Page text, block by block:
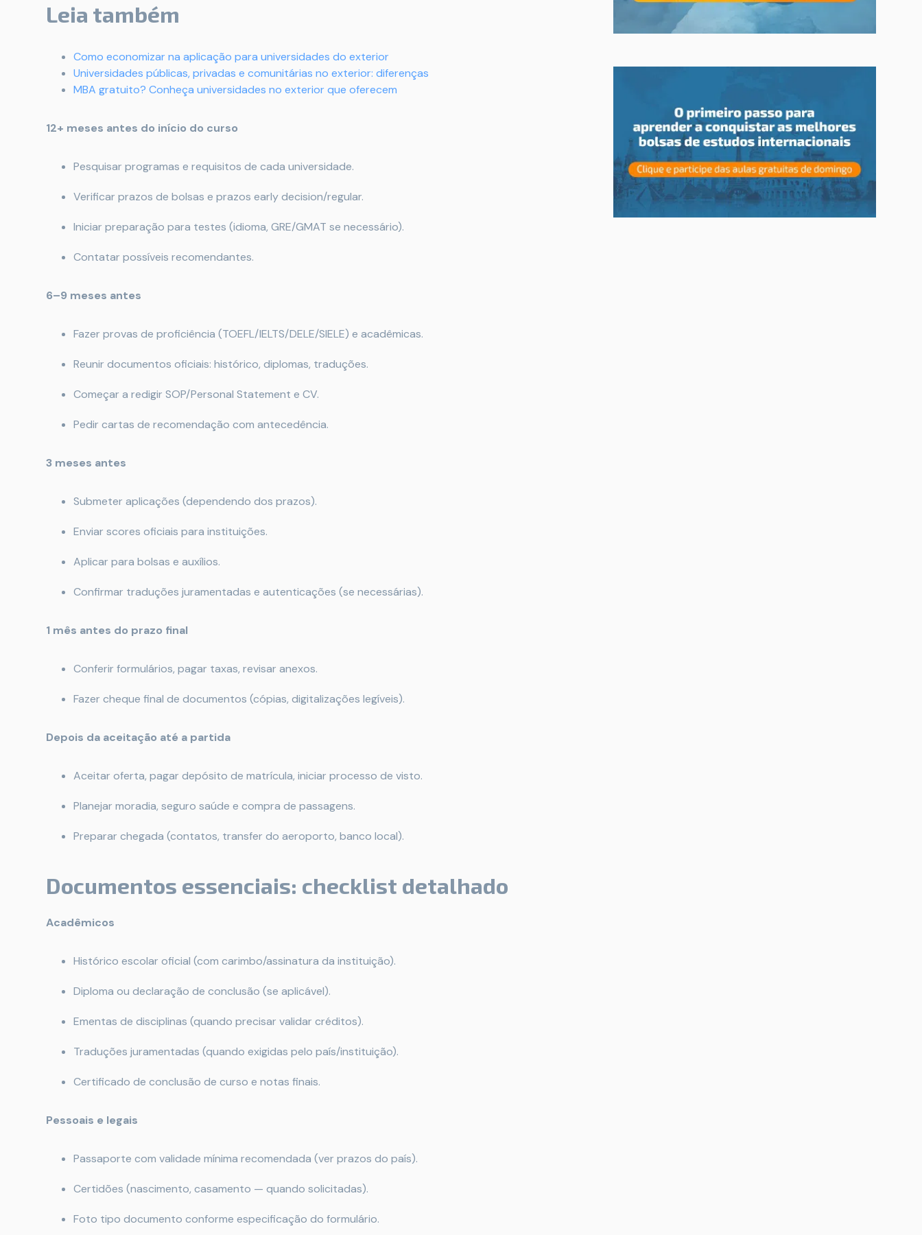
Leia também
Como economizar na aplicação para universidades do exterior
Universidades públicas, privadas e comunitárias no exterior: diferenças
MBA gratuito? Conheça universidades no exterior que oferecem
12+ meses antes do início do curso
Pesquisar programas e requisitos de cada universidade.
Verificar prazos de bolsas e prazos early decision/regular.
Iniciar preparação para testes (idioma, GRE/GMAT se necessário).
Contatar possíveis recomendantes.
6–9 meses antes
Fazer provas de proficiência (TOEFL/IELTS/DELE/SIELE) e acadêmicas.
Reunir documentos oficiais: histórico, diplomas, traduções.
Começar a redigir SOP/Personal Statement e CV.
Pedir cartas de recomendação com antecedência.
3 meses antes
Submeter aplicações (dependendo dos prazos).
Enviar scores oficiais para instituições.
Aplicar para bolsas e auxílios.
Confirmar traduções juramentadas e autenticações (se necessárias).
1 mês antes do prazo final
Conferir formulários, pagar taxas, revisar anexos.
Fazer cheque final de documentos (cópias, digitalizações legíveis).
Depois da aceitação até a partida
Aceitar oferta, pagar depósito de matrícula, iniciar processo de visto.
Planejar moradia, seguro saúde e compra de passagens.
Preparar chegada (contatos, transfer do aeroporto, banco local).
Documentos essenciais: checklist detalhado
Acadêmicos
Histórico escolar oficial (com carimbo/assinatura da instituição).
Diploma ou declaração de conclusão (se aplicável).
Ementas de disciplinas (quando precisar validar créditos).
Traduções juramentadas (quando exigidas pelo país/instituição).
Certificado de conclusão de curso e notas finais.
Pessoais e legais
Passaporte com validade mínima recomendada (ver prazos do país).
Certidões (nascimento, casamento — quando solicitadas).
Foto tipo documento conforme especificação do formulário.